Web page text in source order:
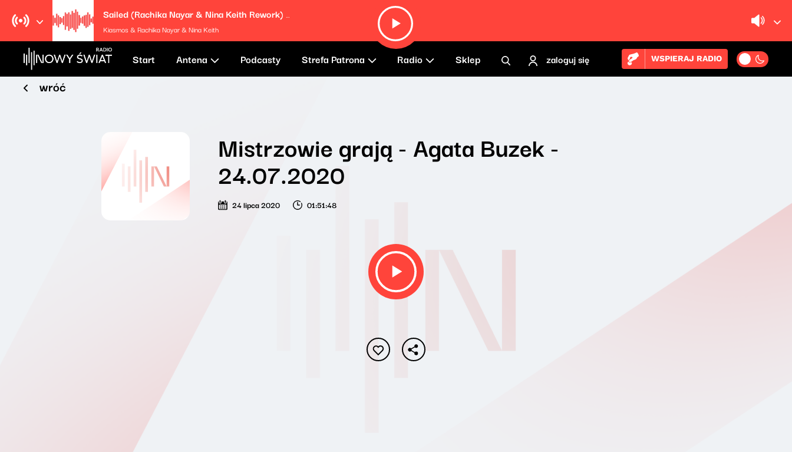
Sailed (Rachika Nayar & Nina Keith Rework) (feat. Ólafur Arnalds & Janus Rasmussen)
Kiasmos & Rachika Nayar & Nina Keith
Start Antena Podcasty Strefa Patrona Radio Sklep zaloguj się WSPIERAJ RADIO
wróć
Mistrzowie grają - Agata Buzek -
24.07.2020
24 lipca 2020 01:51:48